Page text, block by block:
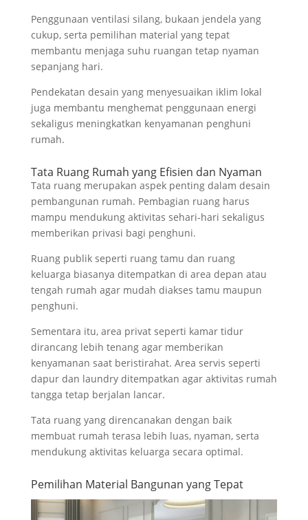
Penggunaan ventilasi silang, bukaan jendela yang
cukup, serta pemilihan material yang tepat
membantu menjaga suhu ruangan tetap nyaman
sepanjang hari.
Pendekatan desain yang menyesuaikan iklim lokal
juga membantu menghemat penggunaan energi
sekaligus meningkatkan kenyamanan penghuni
rumah.
Tata Ruang Rumah yang Efisien dan Nyaman
Tata ruang merupakan aspek penting dalam desain
pembangunan rumah. Pembagian ruang harus
mampu mendukung aktivitas sehari-hari sekaligus
memberikan privasi bagi penghuni.
Ruang publik seperti ruang tamu dan ruang
keluarga biasanya ditempatkan di area depan atau
tengah rumah agar mudah diakses tamu maupun
penghuni.
Sementara itu, area privat seperti kamar tidur
dirancang lebih tenang agar memberikan
kenyamanan saat beristirahat. Area servis seperti
dapur dan laundry ditempatkan agar aktivitas rumah
tangga tetap berjalan lancar.
Tata ruang yang direncanakan dengan baik
membuat rumah terasa lebih luas, nyaman, serta
mendukung aktivitas keluarga secara optimal.
Pemilihan Material Bangunan yang Tepat